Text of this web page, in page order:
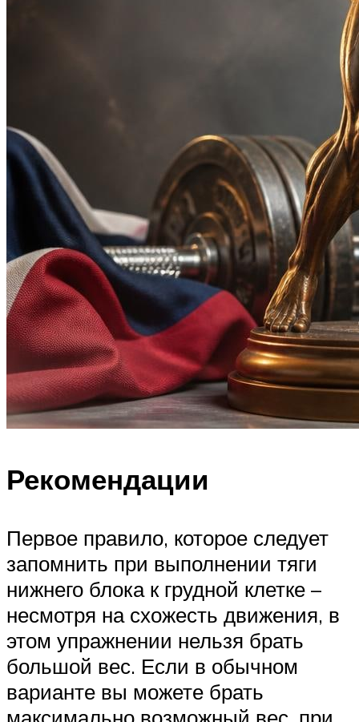
Рекомендации
Первое правило, которое следует
запомнить при выполнении тяги
нижнего блока к грудной клетке –
несмотря на схожесть движения, в
этом упражнении нельзя брать
большой вес. Если в обычном
варианте вы можете брать